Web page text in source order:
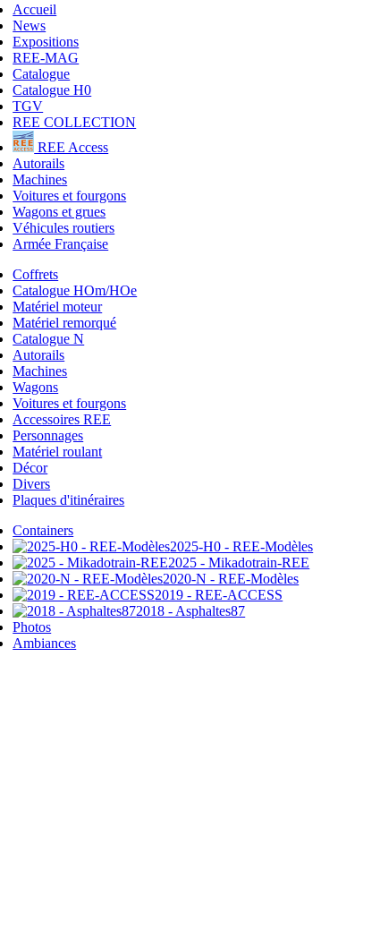
Accueil
News
Expositions
REE-MAG
Catalogue
Catalogue H0
TGV
REE COLLECTION
REE Access
Autorails
Machines
Voitures et fourgons
Wagons et grues
Véhicules routiers
Armée Française
Coffrets
Catalogue HOm/HOe
Matériel moteur
Matériel remorqué
Catalogue N
Autorails
Machines
Wagons
Voitures et fourgons
Accessoires REE
Personnages
Matériel roulant
Décor
Divers
Plaques d'itinéraires
Containers
2025-H0 - REE-Modèles
2025 - Mikadotrain-REE
2020-N - REE-Modèles
2019 - REE-ACCESS
2018 - Asphaltes87
Photos
Ambiances